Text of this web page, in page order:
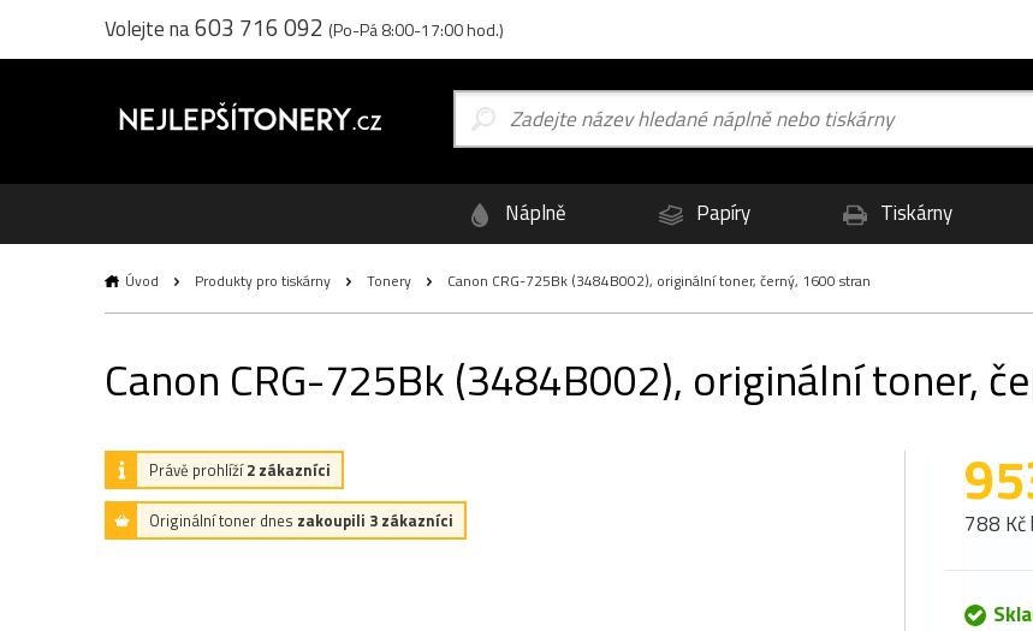
Volejte na603 716 092 (Po-Pá 8:00-17:00 hod.)
Náplně Papíry Tiskárny
Úvod Produkty pro tiskárny Tonery Canon CRG-725Bk (3484B002), originální toner, černý, 1600 stran
Canon CRG-725Bk (3484B002), originální toner,
Právě prohlíží2 zákazníci
Originální toner dnes zakoupili 3 zákazníci
788 Kč